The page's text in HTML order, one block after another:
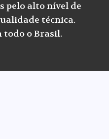
pelo alto nível de
técnica.
todo o Brasil.